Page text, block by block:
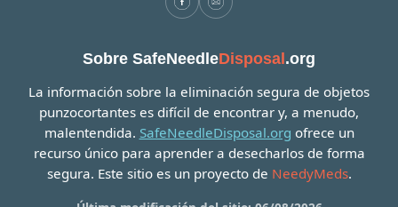
Sobre SafeNeedleDisposal.org
La información sobre la eliminación segura de objetos
punzocortantes es difícil de encontrar y, a menudo,
malentendida. SafeNeedleDisposal.org ofrece un
recurso único para aprender a desecharlos de forma
segura. Este sitio es un proyecto de NeedyMeds.